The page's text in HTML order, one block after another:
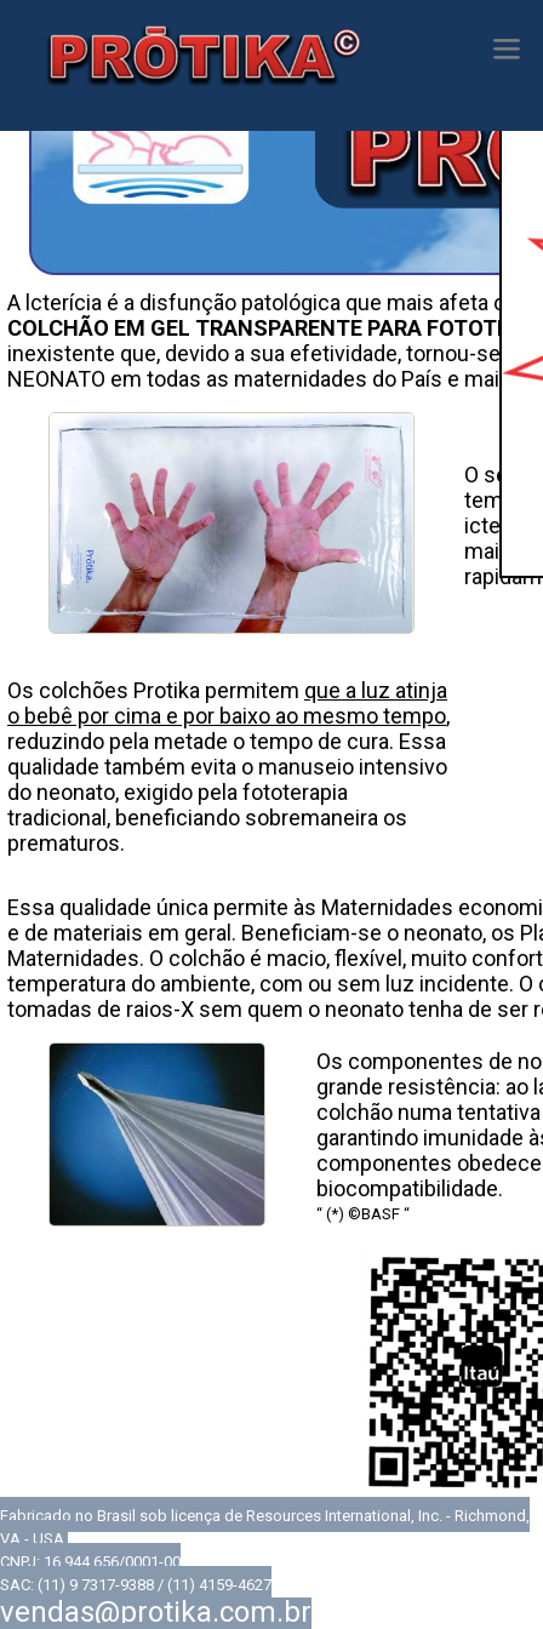
A lcterícia é a disfunção patológica que mais afeta os
COLCHÃO EM GEL TRANSPARENTE PARA
inexistente que, devido a sua efetividade, tornou-se
NEONATO em todas as maternidades do País e mais
O
tempo
maior a
Os colchões Protika permitem que a luz atinja
o bebê por cima e por baixo ao mesmo tempo,
reduzindo pela metade o tempo de cura. Essa
qualidade também evita o manuseio intensivo
do neonato, exigido pela fototerapia
tradicional, beneficiando sobremaneira os
prematuros.
Essa qualidade única permite às Maternidades
e de materiais em geral. Beneficiam-se o neonato, os
Maternidades. O colchão é macio, flexível, muito
temperatura do ambiente, com ou sem luz incidente.
tomadas de raios-X sem quem o neonato tenha de ser
Os componentes de
grande resistência: ao
colchão numa
garantindo imunidade
componentes
biocompatibilidade.
“ (*) ©BASF “
Fabricado no Brasil sob licença de Resources International, Inc. - Richmond,
VA - USA.
CNPJ: 16.944.656/0001-00
SAC: (11) 9 7317-9388 / (11) 4159-4627
vendas@protika.com.br